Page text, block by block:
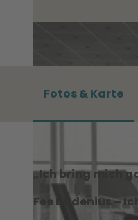
Fotos & Karte
„Ich bring mich
Fee Badenius –